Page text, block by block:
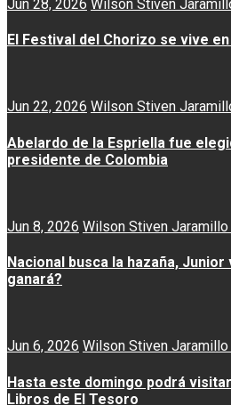
Jun 28, 2026 Wilson Stiven
El Festival del Chorizo se vive
Jun 22, 2026 Wilson Stiven
Abelardo de la Espriella fue
presidente de Colombia
Jun 8, 2026 Wilson Stiven
Nacional busca la hazaña,
ganará?
Jun 6, 2026 Wilson Stiven
Hasta este domingo podrá
Libros de El Tesoro